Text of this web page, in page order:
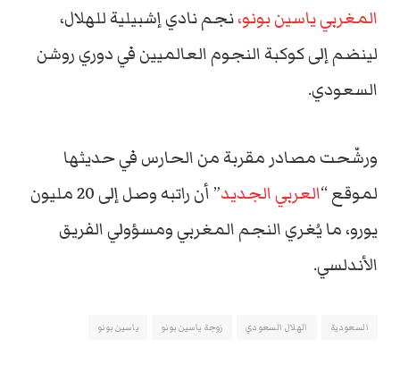
المغربيياسين بونو،نجم نادي إشبيلية للهلال،
لينضم إلى كوكبة النجوم العالميين في دوري روشن
السعودي.
ورشّحت مصادر مقربة من الحارس في حديثها
لموقع “العربي الجديد
” أن راتبه وصل إلى 20 مليون
يورو، ما يُغري النجم المغربي ومسؤولي الفريق
الأندلسي.
السعودية الهلال السعودي زوجة ياسين بونو ياسين بونو